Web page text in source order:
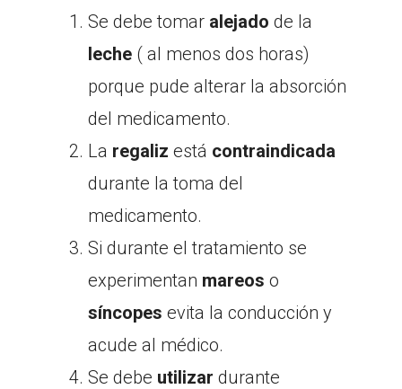
Se debe tomar alejado de la
leche ( al menos dos horas)
porque pude alterar la absorción
del medicamento.
La regaliz está contraindicada
durante la toma del
medicamento.
Si durante el tratamiento se
experimentan mareos o
síncopes evita la conducción y
acude al médico.
Se debe utilizar durante